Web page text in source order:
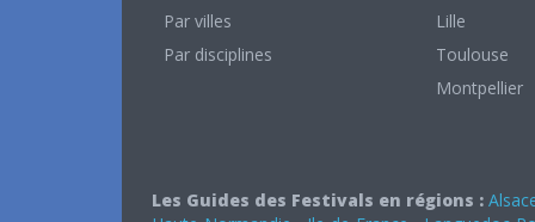
Par villes
Par disciplines
Lille
Toulouse
Montpellier
Les Guides des Festivals en régions :